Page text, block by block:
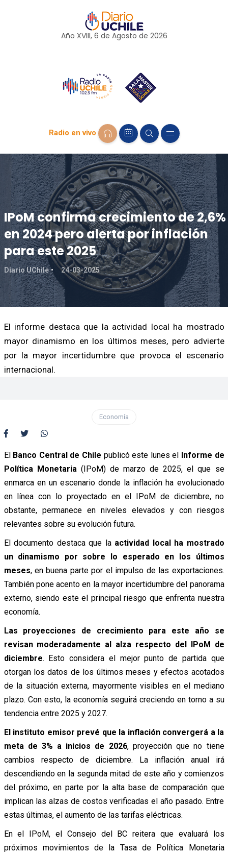
Año XVIII, 6 de Agosto de 2026
Radio en vivo
IPoM confirma crecimiento de 2,6%
en 2024 pero alerta por inflación
para este 2025
Diario UChile 24-03-2025
El informe destaca que la actividad local ha mostrado
mayor dinamismo en los últimos meses, pero advierte
por la mayor incertidumbre que provoca el escenario
internacional.
Economía
El Banco Central de Chile publicó este lunes el Informe de
Política Monetaria (IPoM) de marzo de 2025, el que se
enmarca en un escenario donde la inflación ha evolucionado
en línea con lo proyectado en el IPoM de diciembre, no
obstante, permanece en niveles elevados y con riesgos
relevantes sobre su evolución futura.
El documento destaca que laactividad local ha mostrado
un dinamismo por sobre lo esperado en los últimos
meses, en buena parte por el impulso de las exportaciones.
También pone acento en la mayor incertidumbre del panorama
externo, siendo este el principal riesgo que enfrenta nuestra
economía.
Las proyecciones de crecimiento para este año se
revisan moderadamente al alza respecto del IPoM de
diciembre. Esto considera el mejor punto de partida que
otorgan los datos de los últimos meses y efectos acotados
de la situación externa, mayormente visibles en el mediano
plazo. Con esto, la economía seguirá creciendo en torno a su
tendencia entre 2025 y 2027.
El instituto emisor prevé que la inflación convergerá a la
meta de 3% a inicios de 2026, proyección que no tiene
cambios respecto de diciembre. La inflación anual irá
descendiendo en la segunda mitad de este año y comienzos
del próximo, en parte por la alta base de comparación que
implican las alzas de costos verificadas el año pasado. Entre
estas últimas, el aumento de las tarifas eléctricas.
En el IPoM, el Consejo del BC reitera que evaluará los
próximos movimientos de la Tasa de Política Monetaria